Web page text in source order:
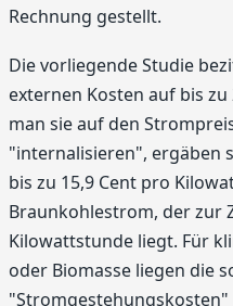
Rechnung gestellt.
Die vorliegende Studie
externen Kosten auf bis
man sie auf den
"internalisieren", ergäben
bis zu 15,9 Cent pro
Braunkohlestrom, der zur
Kilowattstunde liegt. Für
oder Biomasse liegen die
"Stromgestehungskosten"